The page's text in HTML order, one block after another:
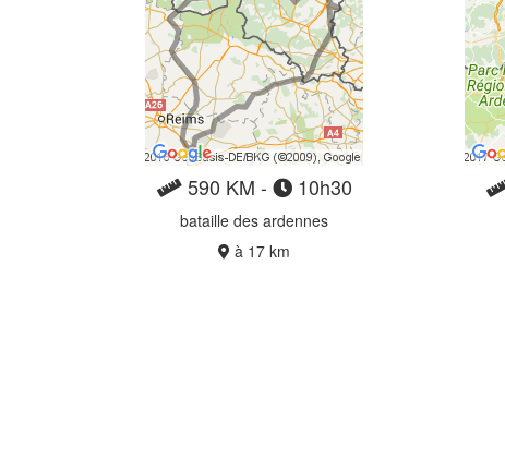
590 KM - 10h30
bataille des ardennes
à 17 km